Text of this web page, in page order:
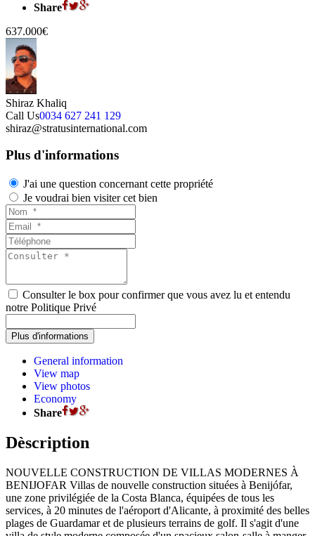
Share
637.000€
Shiraz Khaliq
Call Us0034 627 241 129
shiraz@stratusinternational.com
Plus d'informations
J'ai une question concernant cette propriété
Je voudrai bien visiter cet bien
Consulter le box pour confirmer que vous avez lu et entendu
notre Politique Privé
General information
View map
View photos
Economy
Share
Dèscription
NOUVELLE CONSTRUCTION DE VILLAS MODERNES À
BENIJOFAR Villas de nouvelle construction situées à Benijófar,
une zone privilégiée de la Costa Blanca, équipées de tous les
services, à 20 minutes de l'aéroport d'Alicante, à proximité des belles
plages de Guardamar et de plusieurs terrains de golf. Il s'agit d'une